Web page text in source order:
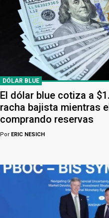
DÓLAR BLUE
El dólar blue cotiza a
racha bajista mientras
comprando reservas
Por ERIC NESICH